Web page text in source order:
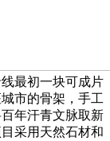
最初一块可成片
市的骨架，手工
年汗青文脉取新
采用天然石材和